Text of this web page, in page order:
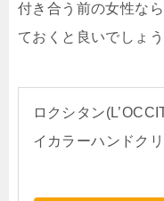
付き合う前の女性な
ておくと良いでしょう
ロクシタン
イカラーハンドク